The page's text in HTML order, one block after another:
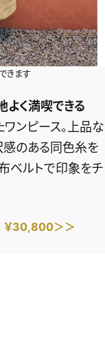
きます
よく満喫できる
ンピース。上品な
感のある同色糸を
ベルトで印象をチ
￥30,800＞＞